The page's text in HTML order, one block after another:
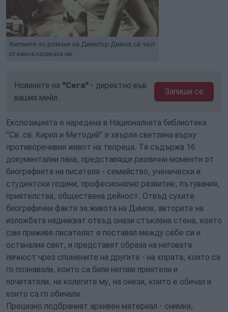
Филмите по романи на Димитър Димов са част
от кинокласиката ни.
Новините на "Сега" - директно във
вашия мейл.
Запиши се
Експозицията е наредена в Националната библиотека
"Св. св. Кирил и Методий" и хвърля светлина върху
противоречивия живот на твореца. Тя съдържа 16
документални пана, представящи различни моменти от
биографията на писателя - семейство, ученически и
студентски години, професионално развитие, пътувания,
приятелства, обществена дейност. Отвъд сухите
биографични факти за живота на Димов, авторите на
изложбата надникват отвъд онази стъклена стена, която
сам приживе писателят е поставял между себе си и
останалия свят, и представят образа на неговата
личност чрез спомените на другите - на хората, които са
го познавали, които са били негови приятели и
почитатели, на колегите му, на онези, които е обичал и
които са го обичали.
Прецизно подбраният архивен материал - снимки,